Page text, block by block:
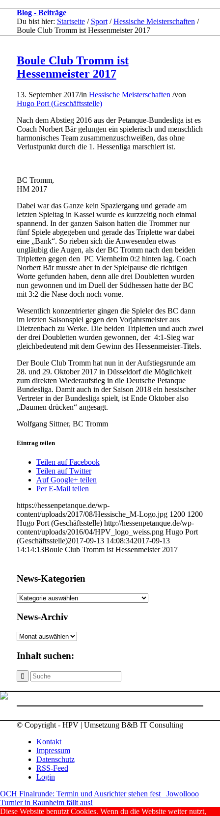
Blog - Beiträge
Du bist hier: Startseite / Sport / Hessische Meisterschaften /
Boule Club Tromm ist Hessenmeister 2017
Boule Club Tromm ist
Hessenmeister 2017
13. September 2017/in Hessische Meisterschaften /von
Hugo Port (Geschäftsstelle)
Nach dem Abstieg 2016 aus der Petanque-Bundesliga ist es
Coach Norbert Bär gelungen ein spielerisch und menschlich
harmonisches Team zusammenzuschweißen, das ohne
Verlustpunkt durch die 1. Hessenliga marschiert ist.
BC Tromm,
HM 2017
Dabei war das Ganze kein Spaziergang und gerade am
letzten Spieltag in Kassel wurde es kurzzeitig noch einmal
spannend. In der ganzen Saison hatten die Trommer nur
fünf Spiele abgegeben und gerade das Triplette war dabei
eine „Bank“. So rieben sich die Anwesenden etwas
ungläubig die Augen, als der BC Tromm nach den beiden
Tripletten gegen den PC Viernheim 0:2 hinten lag. Coach
Norbert Bär musste aber in der Spielpause die richtigen
Worte gefunden haben, denn alle drei Doubletten wurden
nun gewonnen und im Duell der Südhessen hatte der BC
mit 3:2 die Nase doch noch vorne.
Wesentlich konzentrierter gingen die Spieler des BC dann
im letzten Saisonspiel gegen den Vorjahrsmeister aus
Dietzenbach zu Werke. Die beiden Tripletten und auch zwei
der drei Doubletten wurden gewonnen, der 4:1-Sieg war
gleichbedeutend mit dem Gewinn des Hessenmeister-Titels.
Der Boule Club Tromm hat nun in der Aufstiegsrunde am
28. und 29. Oktober 2017 in Düsseldorf die Möglichkeit
zum direkten Wiederaufstieg in die Deutsche Petanque
Bundesliga. Damit auch in der Saison 2018 ein hessischer
Vertreter in der Bundesliga spielt, ist Ende Oktober also
„Daumen drücken“ angesagt.
Wolfgang Sittner, BC Tromm
Eintrag teilen
Teilen auf Facebook
Teilen auf Twitter
Auf Google+ teilen
Per E-Mail teilen
https://hessenpetanque.de/wp-
content/uploads/2017/08/Hessische_M-Logo.jpg 1200 1200
Hugo Port (Geschäftsstelle) http://hessenpetanque.de/wp-
content/uploads/2016/04/HPV_logo_weiss.png Hugo Port
(Geschäftsstelle)2017-09-13 14:08:342017-09-13
14:14:13Boule Club Tromm ist Hessenmeister 2017
News-Kategorien
News-
News-Archiv
News-
Inhalt suchen:
© Copyright - HPV | Umsetzung B&B IT Consulting
Kontakt
Impressum
Datenschutz
RSS-Feed
Login
OCH Finalrunde: Termin und Ausrichter stehen fest
Jowollooo
Turnier in Raunheim fällt aus!
Diese Website benutzt Cookies. Wenn du die Website weiter nutzt,